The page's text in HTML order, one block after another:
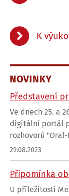
K
NOVINKY
Představení
Ve dnech 25. a
digitální portál
rozhovorů
29.08.2023
Připomínka
U příležitosti